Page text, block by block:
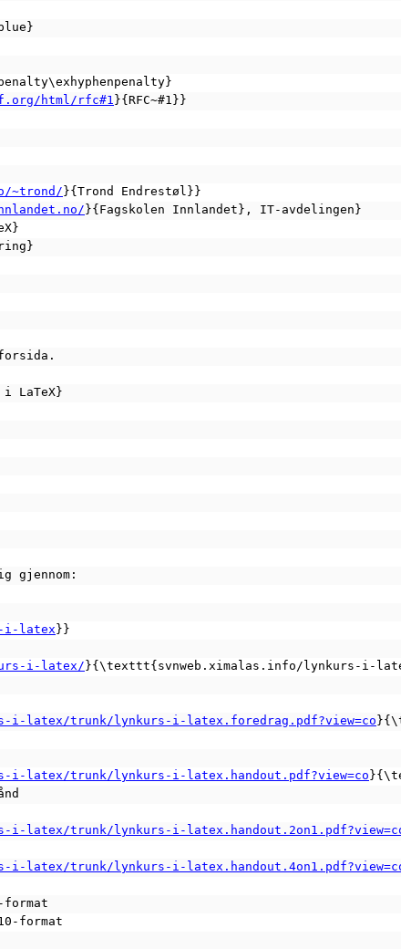
html/rfc#1 }{RFC~#1}}
~trond/ }{Trond Endrestøl}}
}{Fagskolen Innlandet}, IT-avdelingen}
i LaTeX}
gjennom:
i-latex }}
i-latex/ }{\texttt{svnweb.ximalas.info/lynkurs-i-
i-latex/trunk/lynkurs-i-latex.foredrag.pdf?view=co
i-latex/trunk/lynkurs-i-latex.handout.pdf?view=co
i-latex/trunk/lynkurs-i-
i-latex/trunk/lynkurs-i-
format
format